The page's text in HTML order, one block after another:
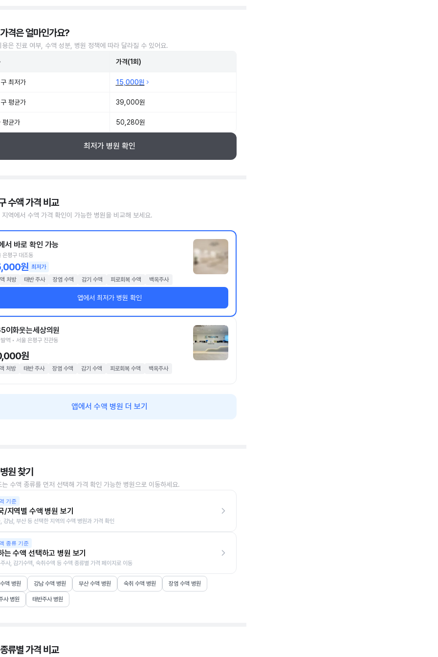
격은 얼마인가요?
용은 진료 여부, 수액 성분, 병원 정책에 따라 달라질 수 있어요.
가격(1회)
최저가 15,000원
평균가 39,000원
평균가 50,280원
최저가 병원 확인
수액 가격 비교
지역에서 수액 가격 확인이 가능한 병원을 비교해 보세요.
서 바로 확인 가능
은평구 대조동
원 최저가
처방
태반 주사 장염 수액 감기 수액 피로회복 수액 백옥주사
앱에서 최저가 병원 확인
이화웃는세상의원
역 • 서울 은평구 진관동
원
처방 태반 주사 장염 수액 감기 수액 피로회복 수액 백옥주사
앱에서 수액 병원 더 보기
원 찾기
는 수액 종류를 먼저 선택해 가격 확인 가능한 병원으로 이동하세요.
기준
/지역별 수액 병원 보기
강남, 부산 등 선택한 지역의 수액 병원과 가격 확인
종류 기준
는 수액 선택하고 병원 보기
사, 감기수액, 숙취수액 등 수액 종류별 가격 페이지로 이동
액 병원 강남 수액 병원 부산 수액 병원 숙취 수액 병원 장염 수액 병원
사 병원 태반주사 병원
류별 가격 비교